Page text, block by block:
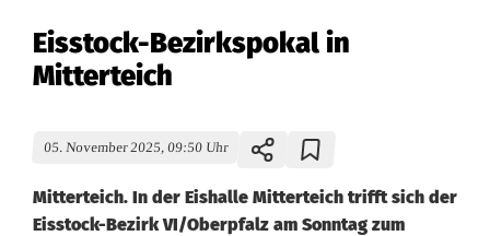
Eisstock-Bezirkspokal in
Mitterteich
05. November 2025, 09:50 Uhr
Mitterteich. In der Eishalle Mitterteich trifft sich der
Eisstock-Bezirk VI/Oberpfalz am Sonntag zum